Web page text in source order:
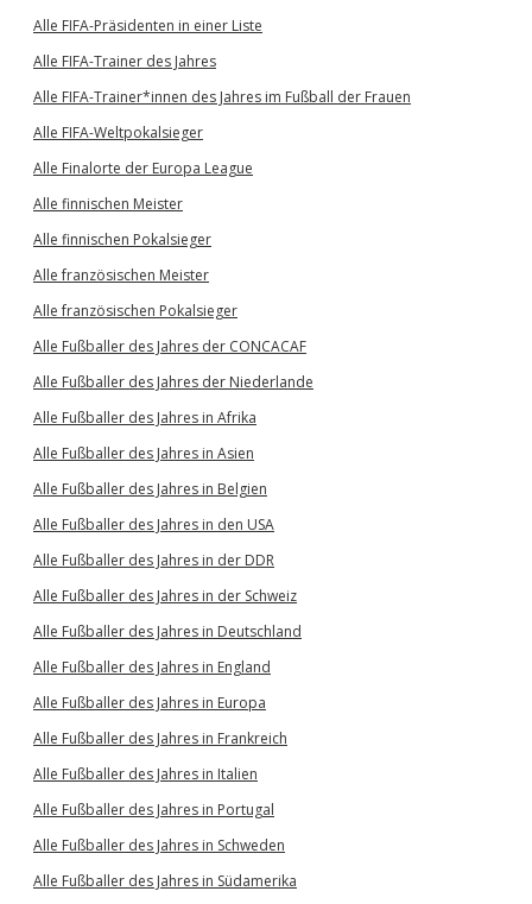
Alle FIFA-Präsidenten in einer Liste
Alle FIFA-Trainer des Jahres
Alle FIFA-Trainer*innen des Jahres im Fußball der Frauen
Alle FIFA-Weltpokalsieger
Alle Finalorte der Europa League
Alle finnischen Meister
Alle finnischen Pokalsieger
Alle französischen Meister
Alle französischen Pokalsieger
Alle Fußballer des Jahres der CONCACAF
Alle Fußballer des Jahres der Niederlande
Alle Fußballer des Jahres in Afrika
Alle Fußballer des Jahres in Asien
Alle Fußballer des Jahres in Belgien
Alle Fußballer des Jahres in den USA
Alle Fußballer des Jahres in der DDR
Alle Fußballer des Jahres in der Schweiz
Alle Fußballer des Jahres in Deutschland
Alle Fußballer des Jahres in England
Alle Fußballer des Jahres in Europa
Alle Fußballer des Jahres in Frankreich
Alle Fußballer des Jahres in Italien
Alle Fußballer des Jahres in Portugal
Alle Fußballer des Jahres in Schweden
Alle Fußballer des Jahres in Südamerika